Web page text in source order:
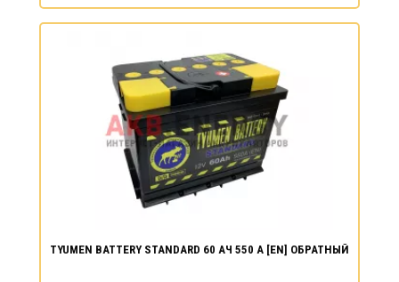
TYUMEN BATTERY STANDARD 60 АЧ 550 А [EN] ОБРАТНЫЙ